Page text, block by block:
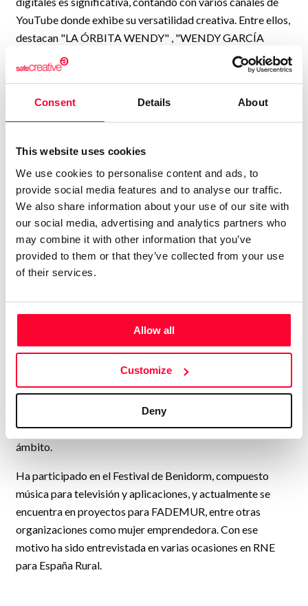
Consent Details About
This website uses cookies
We use cookies to personalise content and ads, to
provide social media features and to analyse our traffic.
We also share information about your use of our site with
our social media, advertising and analytics partners who
may combine it with other information that you’ve
provided to them or that they’ve collected from your use
of their services.
Allow all
Customize
Deny
YouTube donde exhibe su versatilidad creativa. Entre ellos,
destacan "LA ÓRBITA WENDY" , "WENDY GARCÍA
(cantautora) "RADIO ONDA PUEBLOS" y "WENDY G
MUSIC PUBLISHING".
Wendy cuenta con dos titulaciones que reflejan su amplia
formación: realizadora audiovisual y reportera ENG. Estas
producciones visuales, sino que también le han otorgado
habilidades como camarógrafa.
Una de sus incursiones más destacadas en el mundo del
espectáculo fue la creación del musical "SALVEMOS EL
BOSQUE", en el cual no solo compuso y dirigió la obra, sino
que también produjo y grabó el disco con todas sus
canciones, incluyendo la banda sonora y el doblaje.
En la actualidad, Wendy dedica gran parte de su tiempo a
conocimientos musicales y brindando apoyo a personas de
todo el mundo que desean aprender música,
independientemente de sus recursos. Su labor no solo
enriquece el panorama educativo musical, sino que también
inspira a aquellos que buscan alcanzar sus sueños en este
ámbito.
Ha participado en el Festival de Benidorm, compuesto
música para televisión y aplicaciones, y actualmente se
encuentra en proyectos para FADEMUR, entre otras
organizaciones como mujer emprendedora. Con ese
motivo ha sido entrevistada en varias ocasiones en RNE
para España Rural.